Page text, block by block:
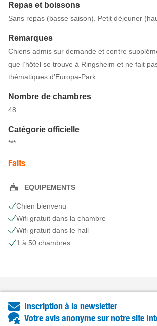
Repas et boissons
Sans repas (basse saison). Petit déjeuner
Remarques
Chiens admis sur demande et contre
que l’hôtel se trouve à Ringsheim et ne fait
thématiques d’Europa-Park.
Nombre de chambres
48
Catégorie officielle
***
Faits
EQUIPEMENTS
Chien bienvenu
Wifi gratuit dans la chambre
Wifi gratuit dans le hall
1 à 50 chambres
Inscription à la newsletter
Votre avis anonyme sur notre site